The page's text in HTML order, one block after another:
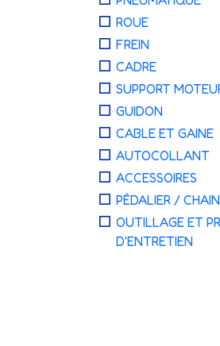
ROUE
FREIN
CADRE
SUPPORT
GUIDON
CABLE ET GAINE
AUTOCOLLANT
ACCESSOIRES
PÉDALIER /
OUTILLAGE ET
D'ENTRETIEN